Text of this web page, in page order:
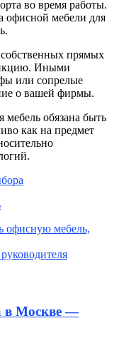
во время работы.
офисной мебели для
прямых
Иными
или сопрелые
о вашей фирмы.
обязана быть
как на предмет
офисную мебель,
в Москве —